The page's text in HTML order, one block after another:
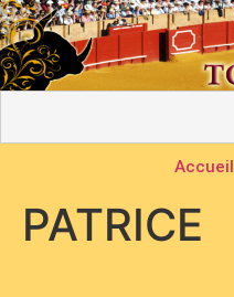
Accueil
PATRICE